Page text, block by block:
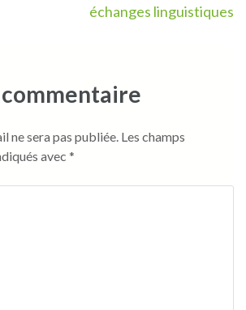
échanges linguistiques
commentaire
ne sera pas publiée. Les champs
avec *